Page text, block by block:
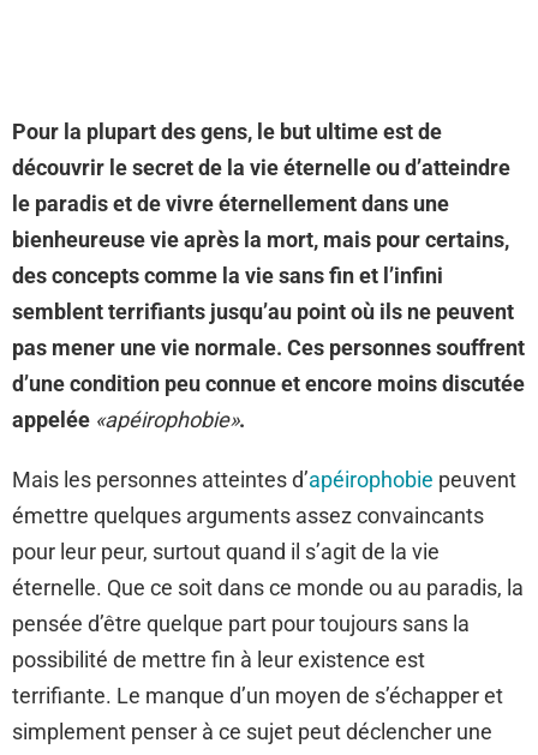
Pour la plupart des gens, le but ultime est de
découvrir le secret de la vie éternelle ou d’atteindre
le paradis et de vivre éternellement dans une
bienheureuse vie après la mort, mais pour certains,
des concepts comme la vie sans fin et l’infini
semblent terrifiants jusqu’au point où ils ne peuvent
pas mener une vie normale. Ces personnes souffrent
d’une condition peu connue et encore moins discutée
appelée «apéirophobie».
Mais les personnes atteintes d’apéirophobie peuvent
émettre quelques arguments assez convaincants
pour leur peur, surtout quand il s’agit de la vie
éternelle. Que ce soit dans ce monde ou au paradis, la
pensée d’être quelque part pour toujours sans la
possibilité de mettre fin à leur existence est
terrifiante. Le manque d’un moyen de s’échapper et
simplement penser à ce sujet peut déclencher une